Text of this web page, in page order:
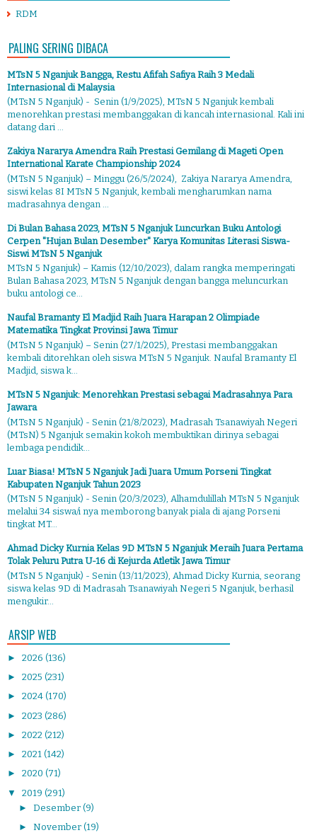
RDM
PALING SERING DIBACA
MTsN 5 Nganjuk Bangga, Restu Afifah Safiya Raih 3 Medali
Internasional di Malaysia
(MTsN 5 Nganjuk) - Senin (1/9/2025), MTsN 5 Nganjuk kembali
menorehkan prestasi membanggakan di kancah internasional. Kali ini
datang dari ...
Zakiya Nararya Amendra Raih Prestasi Gemilang di Mageti Open
International Karate Championship 2024
(MTsN 5 Nganjuk) – Minggu (26/5/2024), Zakiya Nararya Amendra,
siswi kelas 8I MTsN 5 Nganjuk, kembali mengharumkan nama
madrasahnya dengan ...
Di Bulan Bahasa 2023, MTsN 5 Nganjuk Luncurkan Buku Antologi
Cerpen "Hujan Bulan Desember" Karya Komunitas Literasi Siswa-
Siswi MTsN 5 Nganjuk
MTsN 5 Nganjuk) – Kamis (12/10/2023), dalam rangka memperingati
Bulan Bahasa 2023, MTsN 5 Nganjuk dengan bangga meluncurkan
buku antologi ce...
Naufal Bramanty El Madjid Raih Juara Harapan 2 Olimpiade
Matematika Tingkat Provinsi Jawa Timur
(MTsN 5 Nganjuk) – Senin (27/1/2025), Prestasi membanggakan
kembali ditorehkan oleh siswa MTsN 5 Nganjuk. Naufal Bramanty El
Madjid, siswa k...
MTsN 5 Nganjuk: Menorehkan Prestasi sebagai Madrasahnya Para
Jawara
(MTsN 5 Nganjuk) - Senin (21/8/2023), Madrasah Tsanawiyah Negeri
(MTsN) 5 Nganjuk semakin kokoh membuktikan dirinya sebagai
lembaga pendidik...
Luar Biasa! MTsN 5 Nganjuk Jadi Juara Umum Porseni Tingkat
Kabupaten Nganjuk Tahun 2023
(MTsN 5 Nganjuk) - Senin (20/3/2023), Alhamdulillah MTsN 5 Nganjuk
melalui 34 siswa/i nya memborong banyak piala di ajang Porseni
tingkat MT...
Ahmad Dicky Kurnia Kelas 9D MTsN 5 Nganjuk Meraih Juara Pertama
Tolak Peluru Putra U-16 di Kejurda Atletik Jawa Timur
(MTsN 5 Nganjuk) - Senin (13/11/2023), Ahmad Dicky Kurnia, seorang
siswa kelas 9D di Madrasah Tsanawiyah Negeri 5 Nganjuk, berhasil
mengukir...
ARSIP WEB
► 2026 (136)
► 2025 (231)
► 2024 (170)
► 2023 (286)
► 2022 (212)
► 2021 (142)
► 2020 (71)
▼ 2019 (291)
► Desember (9)
► November (19)